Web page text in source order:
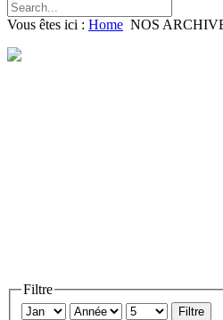
Vous êtes ici : Home NOS
Filtre
Filtre